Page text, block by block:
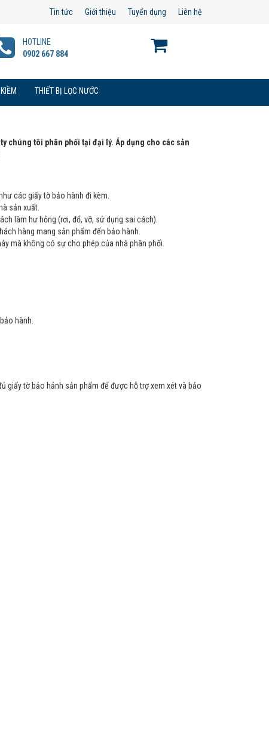
Tin tức Giới thiệu Tuyển dụng Liên hệ
HOTLINE
0902 667 884
THIẾT BỊ LỌC NƯỚC
chúng tôi phân phối tại đại lý. Áp dụng cho các sản
các giấy tờ bảo hành đi kèm.
sản xuất.
làm hư hỏng (rơi, đổ, vỡ, sử dụng sai cách).
hàng mang sản phẩm đến bảo hành.
mà không có sự cho phép của nhà phân phối.
hành.
giấy tờ bảo hảnh sản phẩm để được hỗ trợ xem xét và bảo